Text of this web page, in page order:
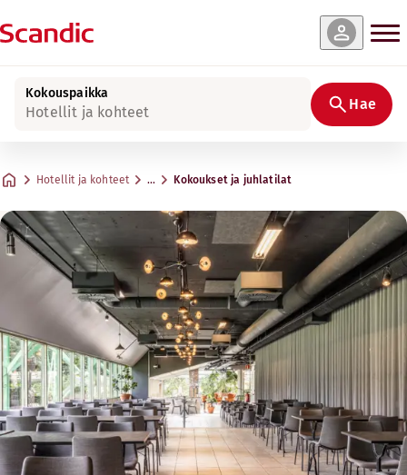
Kokouspaikka
Hotellit ja kohteet Hae
Hotellit ja kohteet … Kokoukset ja juhlatilat